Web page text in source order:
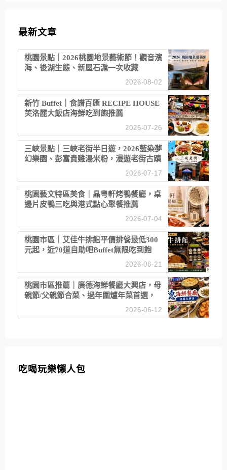
最新文章
桃園景點｜2026桃園地景藝術節！觀音濱
海、後湖生態、新屋石滬一次收藏
2026-08-02
新竹 Buffet｜食譜百匯 RECIPE HOUSE
芙洛麗大飯店海鮮吃到飽推薦
2026-07-26
三峽景點｜三峽老街半日遊，2026藍染夢
幻樂園、彭富貴雞湯米粉，漫遊老街古蹟
2026-07-17
桃園藝文特區美食｜晶粵軒烤鴨餐廳，桌
邊片皮鴨三吃與港式點心聚餐推薦
2026-07-04
桃園市區｜艾佳牛排館平價排餐最低300
元起，近70道自助吧Buffet無限吃到飽
2026-06-21
桃園市區推薦｜廣德海鮮餐廳大興店，母
親節/父親節合菜、過年圍爐年菜首選，
2026-06-12
吃喝玩樂懶人包